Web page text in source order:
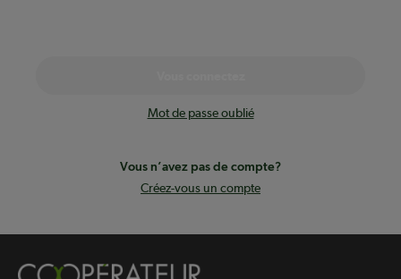
Mot de passe oublié
Vous n’avez pas de compte?
Créez-vous un compte